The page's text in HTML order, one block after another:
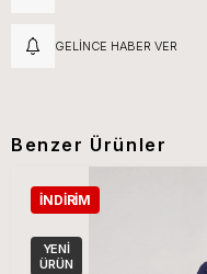
GELINCE HABER VER
Benzer Ürünler
İNDIRIM
YENI
ÜRÜN